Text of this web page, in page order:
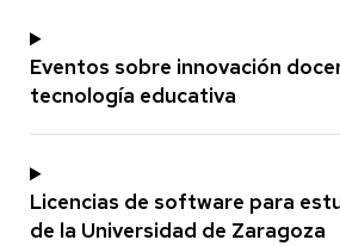
Eventos sobre innovación
tecnología educativa
Licencias de software para
de la Universidad de Zaragoza